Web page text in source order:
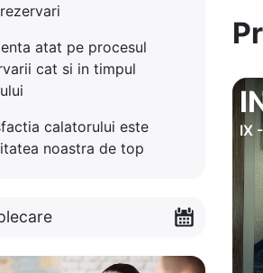
atat pe procesul
cat si in timpul
calatorului este
noastra de top
IX